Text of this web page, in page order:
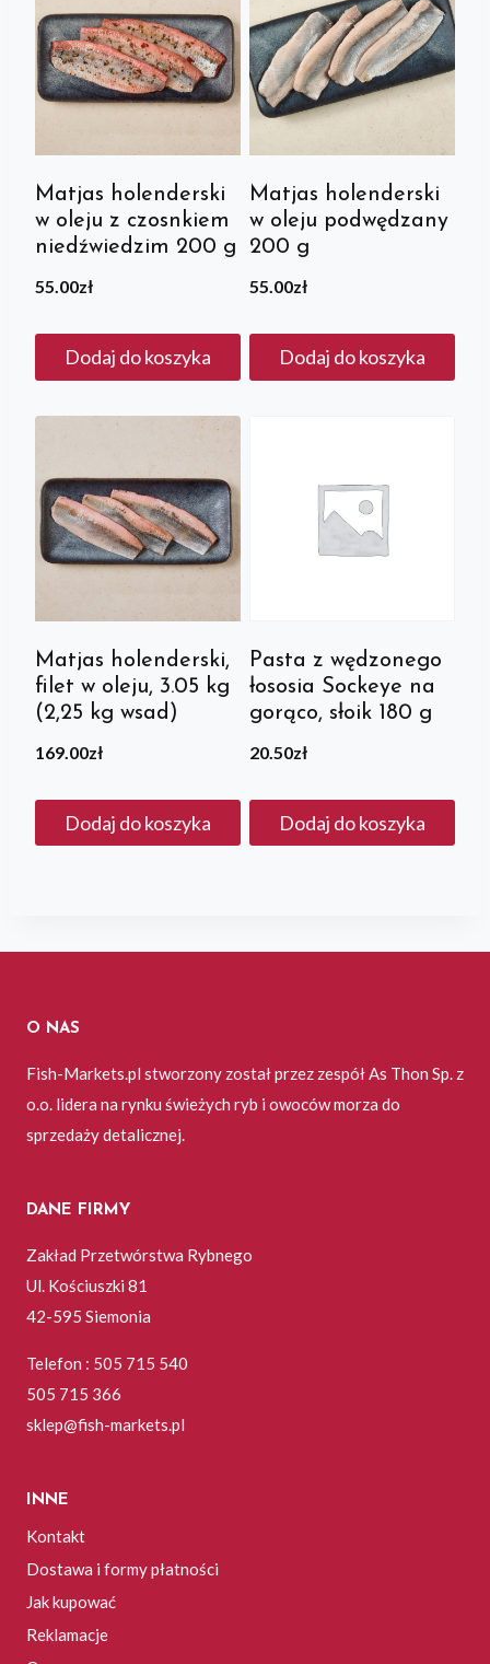
Matjas holenderski
w oleju z czosnkiem
niedźwiedzim 200 g
55.00zł
Dodaj do koszyka
Matjas holenderski
w oleju podwędzany
200 g
55.00zł
Dodaj do koszyka
Matjas holenderski,
filet w oleju, 3.05 kg
(2,25 kg wsad)
169.00zł
Dodaj do koszyka
Pasta z wędzonego
łososia Sockeye na
gorąco, słoik 180 g
20.50zł
Dodaj do koszyka
O NAS
Fish-Markets.pl stworzony został przez zespół As Thon Sp. z
o.o. lidera na rynku świeżych ryb i owoców morza do
sprzedaży detalicznej.
DANE FIRMY
Zakład Przetwórstwa Rybnego
Ul. Kościuszki 81
42-595 Siemonia
Telefon : 505 715 540
505 715 366
sklep@fish-markets.pl
INNE
Kontakt
Dostawa i formy płatności
Jak kupować
Reklamacje